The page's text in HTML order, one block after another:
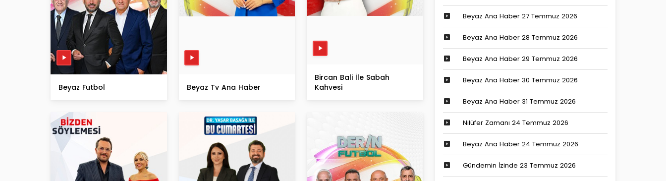
Beyaz Futbol Beyaz Tv Ana Haber
Bircan Bali İle Sabah
Kahvesi
Beyaz Ana Haber 27 Temmuz 2026
Beyaz Ana Haber 28 Temmuz 2026
Beyaz Ana Haber 29 Temmuz 2026
Beyaz Ana Haber 30 Temmuz 2026
Beyaz Ana Haber 31 Temmuz 2026
Nilüfer Zamanı 24 Temmuz 2026
Beyaz Ana Haber 24 Temmuz 2026
Gündemin İzinde 23 Temmuz 2026